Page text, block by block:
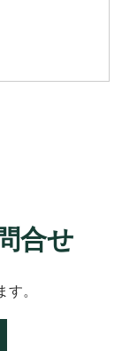
合せ
。